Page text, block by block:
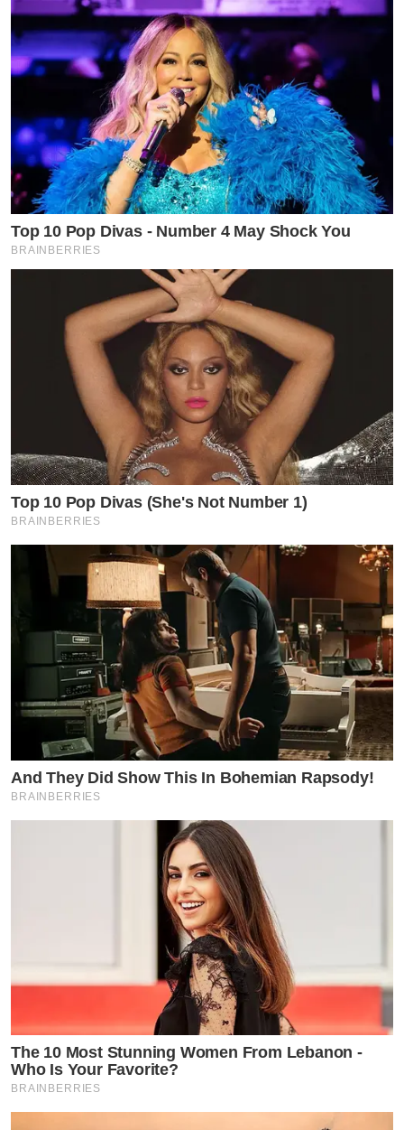
Top 10 Pop Divas - Number 4 May Shock You
BRAINBERRIES
Top 10 Pop Divas (She's Not Number 1)
BRAINBERRIES
And They Did Show This In Bohemian Rapsody!
BRAINBERRIES
The 10 Most Stunning Women From Lebanon -
Who Is Your Favorite?
BRAINBERRIES